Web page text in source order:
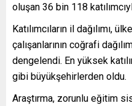
oluşan 36 bin 118
Katılımcıların il dağılımı,
çalışanlarının coğrafi
dengelendi. En yüksek
gibi büyükşehirlerden oldu.
Araştırma, zorunlu eğitim